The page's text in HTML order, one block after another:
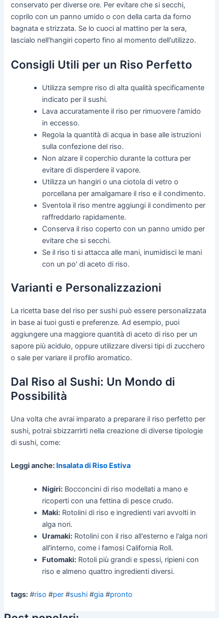
conservato per diverse ore. Per evitare che si secchi,
coprilo con un panno umido o con della carta da forno
bagnata e strizzata. Se lo cuoci al mattino per la sera,
lascialo nell'hangiri coperto fino al momento dell'utilizzo.
Consigli Utili per un Riso Perfetto
Utilizza sempre riso di alta qualità specificamente
indicato per il sushi.
Lava accuratamente il riso per rimuovere l'amido
in eccesso.
Regola la quantità di acqua in base alle istruzioni
sulla confezione del riso.
Non alzare il coperchio durante la cottura per
evitare di disperdere il vapore.
Utilizza un hangiri o una ciotola di vetro o
porcellana per amalgamare il riso e il condimento.
Sventola il riso mentre aggiungi il condimento per
raffreddarlo rapidamente.
Conserva il riso coperto con un panno umido per
evitare che si secchi.
Se il riso ti si attacca alle mani, inumidisci le mani
con un po' di aceto di riso.
Varianti e Personalizzazioni
La ricetta base del riso per sushi può essere personalizzata
in base ai tuoi gusti e preferenze. Ad esempio, puoi
aggiungere una maggiore quantità di aceto di riso per un
sapore più acidulo, oppure utilizzare diversi tipi di zucchero
o sale per variare il profilo aromatico.
Dal Riso al Sushi: Un Mondo di
Possibilità
Una volta che avrai imparato a preparare il riso perfetto per
sushi, potrai sbizzarrirti nella creazione di diverse tipologie
di sushi, come:
Leggi anche: Insalata di Riso Estiva
Nigiri: Bocconcini di riso modellati a mano e
ricoperti con una fettina di pesce crudo.
Maki: Rotolini di riso e ingredienti vari avvolti in
alga nori.
Uramaki: Rotolini con il riso all'esterno e l'alga nori
all'interno, come i famosi California Roll.
Futomaki: Rotoli più grandi e spessi, ripieni con
riso e almeno quattro ingredienti diversi.
tags: #riso #per #sushi #gia #pronto